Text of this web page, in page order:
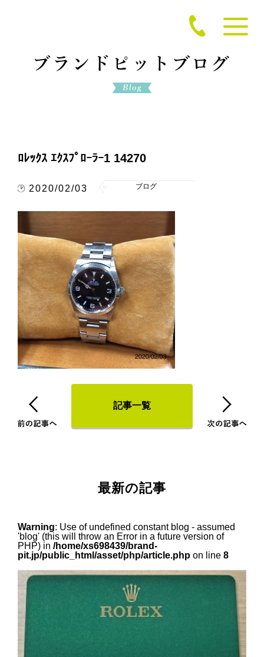
ﾛﾚｯｸｽ ｴｸｽﾌﾟﾛｰﾗｰ1 14270
2020/02/03 ブログ
記事一覧
最新の記事
Warning: Use of undefined constant blog - assumed
'blog' (this will throw an Error in a future version of
PHP) in /home/xs698439/brand-
pit.jp/public_html/asset/php/article.phpon line 8